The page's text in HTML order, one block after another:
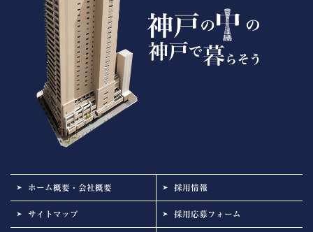
ホーム概要・会社概要 採用情報
サイトマップ 採用応募フォーム